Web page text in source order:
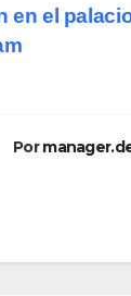
en el
Por